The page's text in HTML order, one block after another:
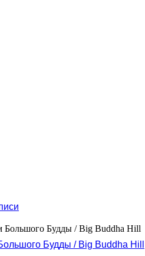
Будды / Big Buddha Hill